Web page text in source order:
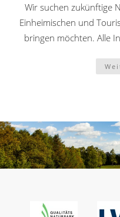
Wir suchen zukünftige
Einheimischen und
bringen möchten. Alle